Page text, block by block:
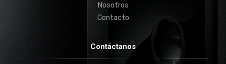
Nosotros
Contacto
Contáctanos